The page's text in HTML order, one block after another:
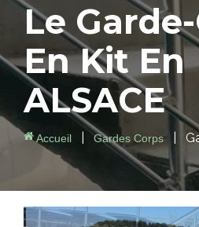
Le
En KitEn
ALSACE
Accueil Gardes Corps